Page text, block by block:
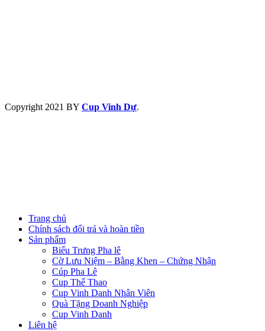
Copyright 2021 BY Cup Vinh Dự.
Trang chủ
Chính sách đổi trả và hoàn tiền
Sản phẩm
Biểu Trưng Pha lê
Cờ Lưu Niệm – Bằng Khen – Chứng Nhận
Cúp Pha Lê
Cup Thể Thao
Cup Vinh Danh Nhân Viên
Quà Tặng Doanh Nghiệp
Cup Vinh Danh
Liên hệ